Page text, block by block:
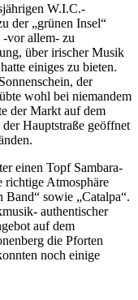
W.I.C.-
der „grünen Insel“
-vor allem- zu
über irischer Musik
einiges zu bieten.
der
wohl bei niemandem
der Markt auf dem
Hauptstraße geöffnet
einen Topf Sambara-
richtige Atmosphäre
Band“ sowie „Catalpa“.
authentischer
auf dem
die Pforten
noch einige